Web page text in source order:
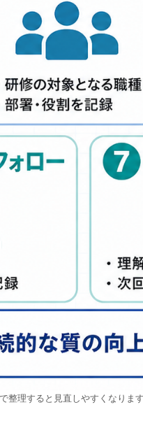
理すると見直しやすくなります